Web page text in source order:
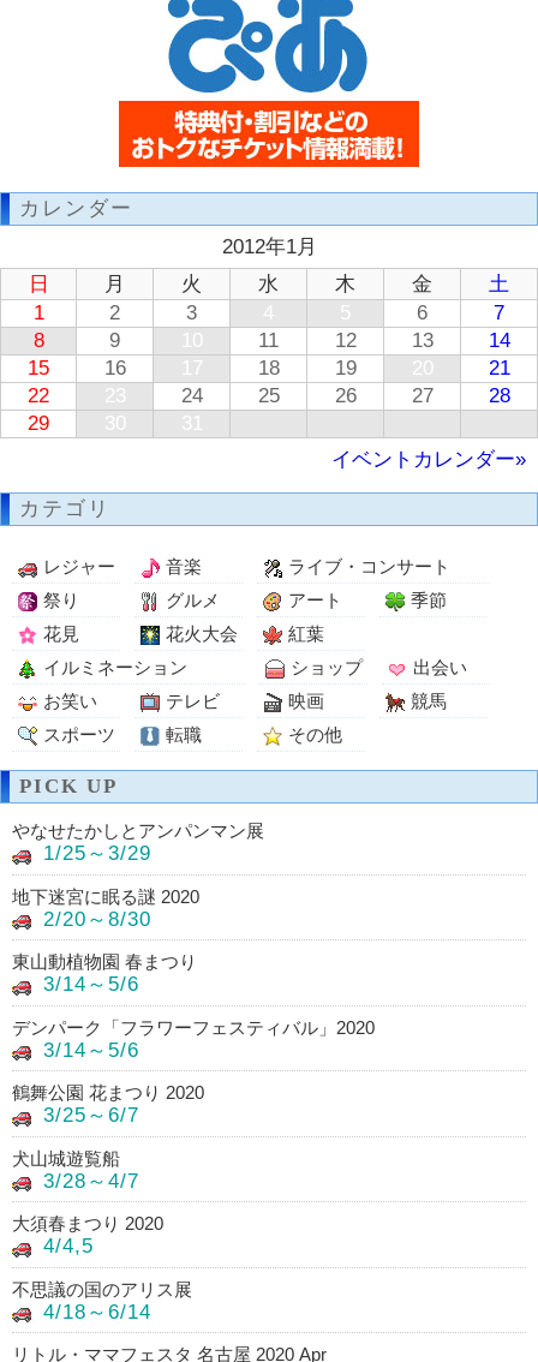
カレンダー
2012年1月
日
月 火 水 木 金
土
1
2 3 4 5 6
7
8
9 10 11 12 13
14
15
16 17 18 19 20
21
22
23 24 25 26 27
28
29
30
31
イベントカレンダー»
カテゴリ
レジャー 音楽
ライブ・コンサート
祭り
グルメ アート
季節
花見
花火大会
紅葉
イルミネーション
ショップ
出会い
お笑い
テレビ 映画
競馬
スポーツ
転職 その他
PICK UP
やなせたかしとアンパンマン展
1/25～3/29
地下迷宮に眠る謎 2020
2/20～8/30
東山動植物園 春まつり
3/14～5/6
デンパーク「フラワーフェスティバル」2020
3/14～5/6
鶴舞公園 花まつり 2020
3/25～6/7
犬山城遊覧船
3/28～4/7
大須春まつり 2020
4/4,5
不思議の国のアリス展
4/18～6/14
リトル・ママフェスタ 名古屋 2020 Apr